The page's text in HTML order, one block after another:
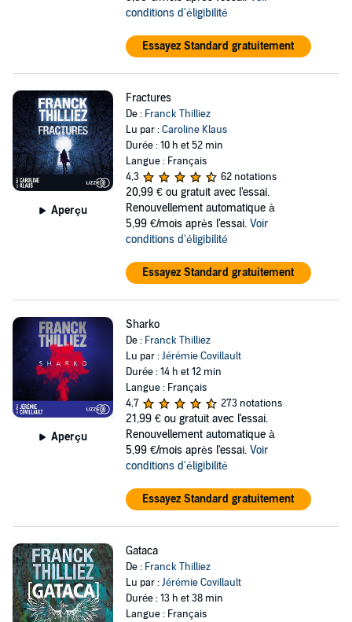
conditions d'éligibilité
Essayez Standard gratuitement
Aperçu
Fractures
De : Franck Thilliez
Lu par :Caroline Klaus
Durée : 10 h et 52 min
Langue : Français
4,3
62 notations
20,99 € ou gratuit avec l'essai.
Renouvellement automatique à
5,99 €/mois après l'essai. Voir
conditions d'éligibilité
Essayez Standard gratuitement
Aperçu
Sharko
De : Franck Thilliez
Lu par :Jérémie Covillault
Durée : 14 h et 12 min
Langue : Français
4,7
273 notations
21,99 € ou gratuit avec l'essai.
Renouvellement automatique à
5,99 €/mois après l'essai. Voir
conditions d'éligibilité
Essayez Standard gratuitement
Gataca
De : Franck Thilliez
Lu par :Jérémie Covillault
Durée : 13 h et 38 min
Langue : Français